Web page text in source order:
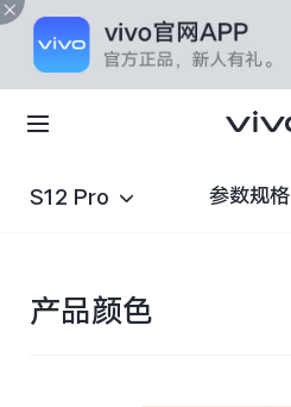
S12 Pro 参数规格
产品颜色